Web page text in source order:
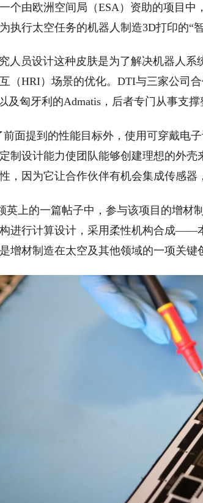
个由欧洲空间局（ESA）资助的项目
执行太空任务的机器人制造3D打印的“智
员设计这种皮肤是为了解决机器人系
（HRI）场景的优化。DTI与三家公司
及匈牙利的Admatis，后者专门从事支
面提到的性能目标外，使用可穿戴电
制设计能力使团队能够创建理想的外
，因为它让合作伙伴有机会集成传感器
上的一篇帖子中，参与该项目的增材制
进行计算设计，采用柔性机构合成——
增材制造在太空及其他领域的一项关键